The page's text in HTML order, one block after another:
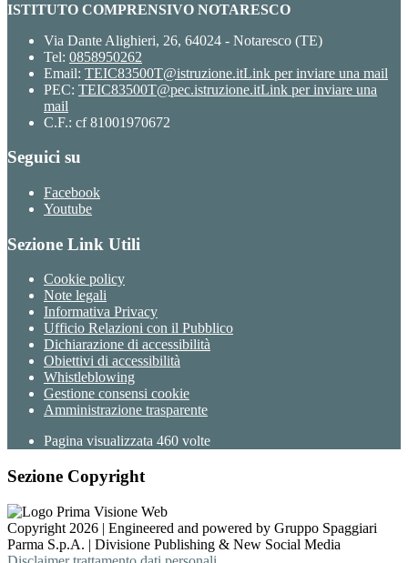
ISTITUTO COMPRENSIVO NOTARESCO
Via Dante Alighieri, 26, 64024 - Notaresco (TE)
Tel: 0858950262
Email: TEIC83500T@istruzione.itLink per inviare una mail
PEC: TEIC83500T@pec.istruzione.itLink per inviare una
mail
C.F.: cf 81001970672
Seguici su
Facebook
Youtube
Sezione Link Utili
Cookie policy
Note legali
Informativa Privacy
Ufficio Relazioni con il Pubblico
Dichiarazione di accessibilità
Obiettivi di accessibilità
Whistleblowing
Gestione consensi cookie
Amministrazione trasparente
Pagina visualizzata 460 volte
Sezione Copyright
Copyright 2026 | Engineered and powered by Gruppo Spaggiari
Parma S.p.A. | Divisione Publishing & New Social Media